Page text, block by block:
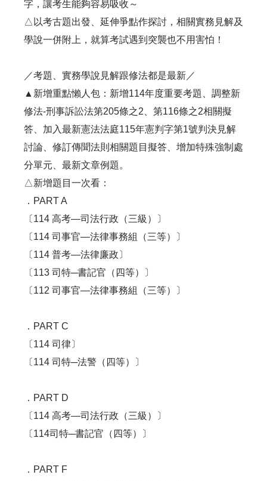
字，讓考生能夠容易吸收～
△以考古題出發、延伸爭點作探討，相關實務見解及
學說一併附上，就算考試遇到突襲也不用害怕！
／考題、實務學說見解跟修法都是最新／
▲新增重點懶人包：新增114年度重要考題、調整新
修法-刑事訴訟法第205條之2、第116條之2相關擬
答、加入最新憲法法庭115年憲判字第1號判決見解
討論、修訂傳聞法則相關題目擬答、增加特殊強制處
分單元、最新文章例題。
△新增題目一次看：
．PART A
〔114 高考—司法行政（三級）〕
〔114 司事官—法律事務組（三等）〕
〔114 普考—法律廉政〕
〔113 司特─書記官（四等）〕
〔112 司事官—法律事務組（三等）〕
．PART C
〔114 司律〕
〔114 司特─法警（四等）〕
．PART D
〔114 高考—司法行政（三級）〕
〔114司特─書記官（四等）〕
．PART F